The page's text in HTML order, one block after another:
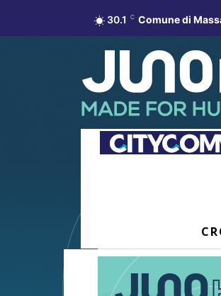
30.1 C Comune di